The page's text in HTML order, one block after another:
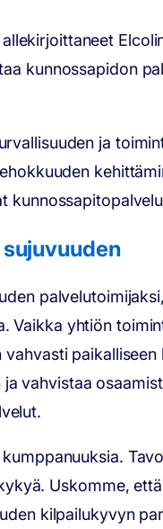
kunnossapidon
ja
yhtiön
vahvistaa
Uskomme,
kilpailukyvyn